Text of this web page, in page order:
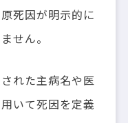
死因が明示的に
せん。
れた主病名や医
いて死因を定義